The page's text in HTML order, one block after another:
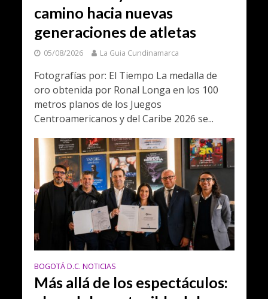
camino hacia nuevas
generaciones de atletas
05/08/2026 La Guia Cundinamarca
Fotografías por: El Tiempo La medalla de
oro obtenida por Ronal Longa en los 100
metros planos de los Juegos
Centroamericanos y del Caribe 2026 se...
BOGOTÁ D.C. NOTICIAS
Más allá de los espectáculos: